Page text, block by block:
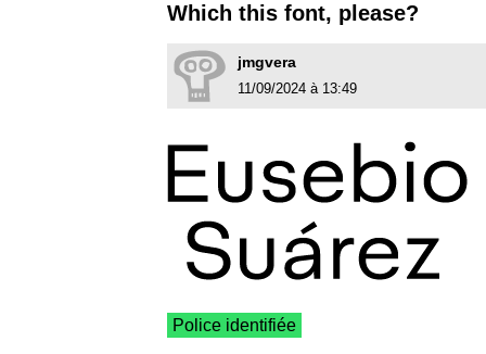
Which this font, please?
jmgvera
11/09/2024 à 13:49
Police identifiée